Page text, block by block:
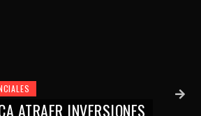
EN FOCO